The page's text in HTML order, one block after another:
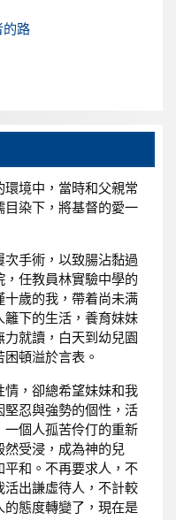
的路
境中，當時和父親常
染下，將基督的愛一
次手術，以致腸沾黏過
任教員林實驗中學的
歲的我，帶着尚未满
籬下的生活，養育妹妹
就讀，白天到幼兒園
頓溢於言表。
情，卻總希望妹妹和我
堅忍與強勢的個性，活
一個人孤苦伶仃的重新
受浸，成為神的兒
平和。不再要求人，不
出謙虛待人，不計較
態度轉變了，現在是